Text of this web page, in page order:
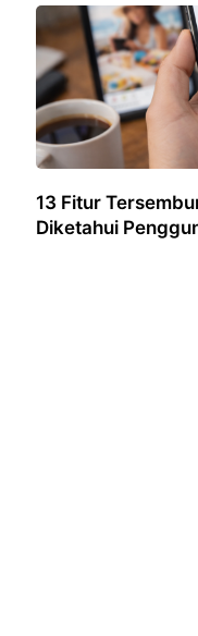
13 Fitur
Diketahui